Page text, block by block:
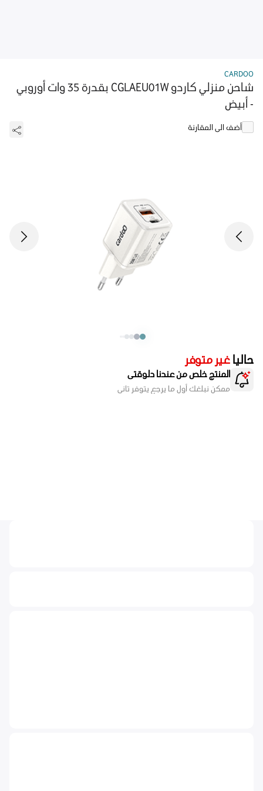
CARDOO
شاحن منزلي كاردو CGLAEU01W بقدرة 35 وات أوروبي
- أبيض
أضف الى المقارنة
حاليا غير متوفر
المنتج خلص من عندنا دلوقتى
ممكن نبلغك أول ما يرجع يتوفر تانى